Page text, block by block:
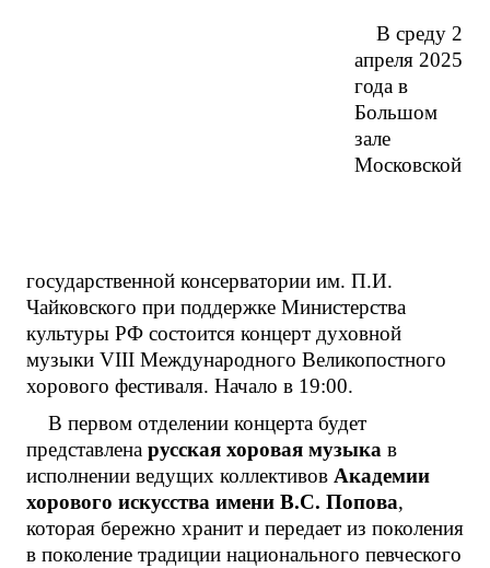
В среду 2
апреля 2025
года в
Большом
зале
Московской
государственной консерватории им. П.И.
Чайковского при поддержке Министерства
культуры РФ состоится концерт духовной
музыки VIII Международного Великопостного
хорового фестиваля. Начало в 19:00.
В первом отделении концерта будет
представлена русская хоровая музыка в
исполнении ведущих коллективов Академии
хорового искусства имени В.С. Попова,
которая бережно хранит и передает из поколения
в поколение традиции национального певческого